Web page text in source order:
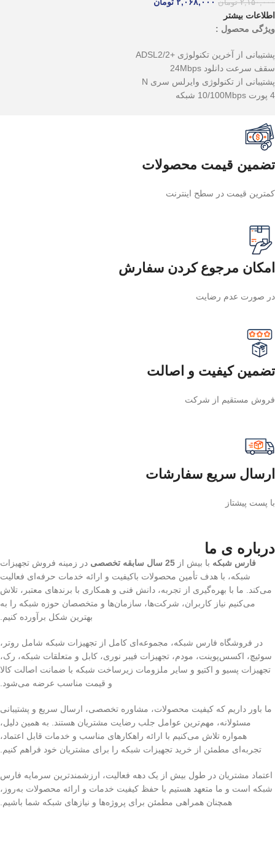
۲,۱۵۰,۰۰۰ تومان
اطلاعات بیشتر
ویژگی محصول :
پشتیبانی از آخرین تکنولوژی +ADSL2/2
سقف سرعت دانلود 24Mbps
پشتیبانی از تکنولوژی وایرلس سری N
4 پورت 10/100Mbps شبکه
تضمین قیمت محصولات
کمترین قیمت در سطح اینترنت
امکان مرجوع کردن سفارش
در صورت عدم رضایت
تضمین کیفیت و اصالت
فروش مستقیم از شرکت
ارسال سریع سفارشات
با پست پیشتاز
درباره ی ما
فارس شبکه با بیش از 25 سال سابقه تخصصی
در زمینه فروش تجهیزات
شبکه، با هدف تأمین محصولات باکیفیت و ارائه خدمات حرفه‌ای فعالیت
می‌کند. ما با بهره‌گیری از تجربه، دانش فنی و همکاری با برندهای معتبر، تلاش
می‌کنیم نیاز کاربران، شرکت‌ها، سازمان‌ها و متخصصان حوزه شبکه را به
بهترین شکل برآورده کنیم.
در فروشگاه فارس شبکه، مجموعه‌ای کامل از تجهیزات شبکه شامل روتر،
سوئیچ، اکسس‌پوینت، مودم، تجهیزات فیبر نوری، کابل و متعلقات شبکه، رک،
تجهیزات پسیو و اکتیو و سایر ملزومات زیرساخت شبکه با ضمانت اصالت کالا
و قیمت مناسب عرضه می‌شود.
ما باور داریم که کیفیت محصولات، مشاوره تخصصی، ارسال سریع و پشتیبانی
مسئولانه، مهم‌ترین عوامل جلب رضایت مشتریان هستند. به همین دلیل،
همواره تلاش می‌کنیم با ارائه راهکارهای مناسب و خدمات قابل اعتماد،
تجربه‌ای مطمئن از خرید تجهیزات شبکه را برای مشتریان خود فراهم کنیم.
اعتماد مشتریان در طول بیش از یک دهه فعالیت، ارزشمندترین سرمایه فارس
شبکه است و ما متعهد هستیم با حفظ کیفیت خدمات و ارائه محصولات به‌روز،
همچنان همراهی مطمئن برای پروژه‌ها و نیازهای شبکه شما باشیم.